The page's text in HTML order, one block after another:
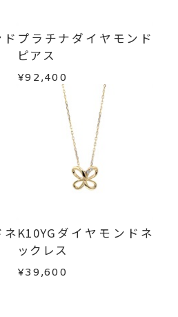
ライネックレス
場合： 約1週間～1ヶ月以
ます。
： 商品ページに記載のある
から製作いたします。
前にお問い合わせくださ
状況を確認いたします。
から2営業日以内にメールに
や汚れが発生した商品
以上経過した商品
ている商品
繰り返している場合
期しておりますが、万が一
ご注文のお品と異なる場合
させていただきます。
ムよりご連絡ください。
社にて負担いたしますの
ださい。
プラチナダイヤモンド
ピアス
¥92,400
K10YGダイヤモンドネ
ックレス
¥39,600